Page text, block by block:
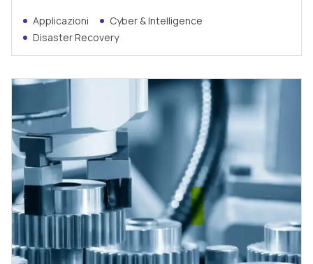
Applicazioni
Cyber & Intelligence
Disaster Recovery